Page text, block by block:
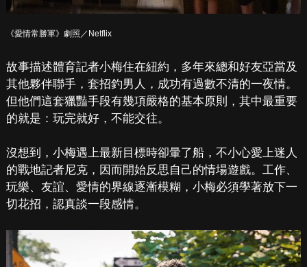
《愛情常勝軍》劇照／Netflix
故事描述體育記者小梅住在紐約，多年來總和好友亞當及
其他夥伴聯手，套招釣男人，成功有過數不清的一夜情。
但他們這套獵豔手段有幾項嚴格的基本原則，其中最重要
的就是：玩完就好，不能交往。
沒想到，小梅遇上最新目標時卻暈了船，不小心愛上迷人
的戰地記者尼克，因而開始反思自己的情場遊戲。工作、
玩樂、友誼、愛情的界線逐漸模糊，小梅必須學著放下一
切花招，認真談一段感情。